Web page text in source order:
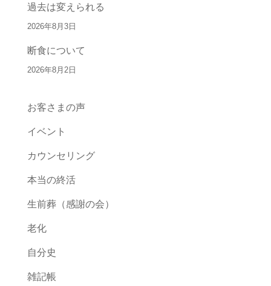
過去は変えられる
2026年8月3日
断食について
2026年8月2日
お客さまの声
イベント
カウンセリング
本当の終活
生前葬（感謝の会）
老化
自分史
雑記帳